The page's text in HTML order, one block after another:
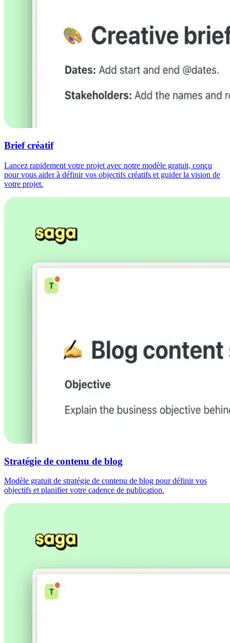
Brief créatif
Lancez rapidement votre projet avec notre modèle gratuit, conçu
pour vous aider à définir vos objectifs créatifs et guider la vision de
votre projet.
Stratégie de contenu de blog
Modèle gratuit de stratégie de contenu de blog pour définir vos
objectifs et planifier votre cadence de publication.